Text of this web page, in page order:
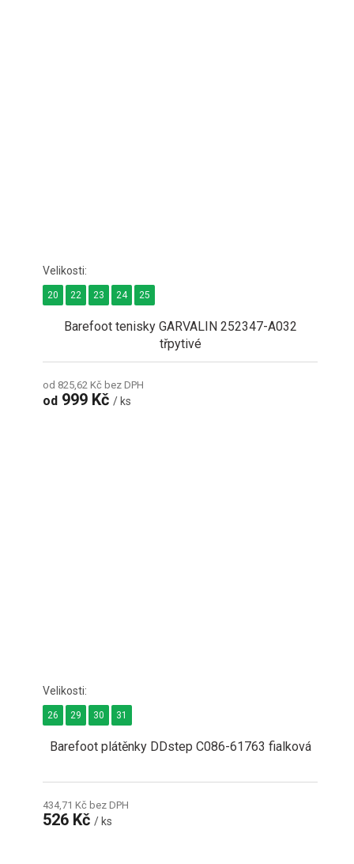
Barefoot tenisky GARVALIN 252347-A032
třpytivé
od 825,62 Kč bez DPH
od 999 Kč/ ks
20 22 23 24 25
Barefoot plátěnky DDstep C086-61763 fialková
434,71 Kč bez DPH
526 Kč/ ks
26 29 30 31